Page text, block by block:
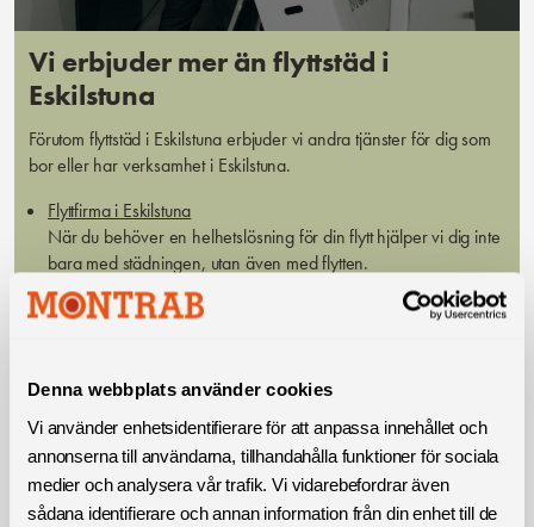
Denna webbplats använder cookies
Vi använder enhetsidentifierare för att anpassa innehållet och
annonserna till användarna, tillhandahålla funktioner för sociala
medier och analysera vår trafik. Vi vidarebefordrar även
sådana identifierare och annan information från din enhet till de
Vi erbjuder mer än flyttstäd i
Eskilstuna
Förutom flyttstäd i Eskilstuna erbjuder vi andra tjänster för dig som
bor eller har verksamhet i Eskilstuna.
Flyttfirma i Eskilstuna
När du behöver en helhetslösning för din flytt hjälper vi dig inte
bara med städningen, utan även med flytten.
Företagsflytt i Eskilstuna
Har ni vuxit ur era lokaler? Vi hjälper er med allt från transport
flyttupplevelse som möjligt.
Fönsterputs i Eskilstuna
Rena fönster gör så mycket för helhetsintrycket, både i hemmet
och på arbetsplatsen. På Montrab har vi möjlighet att rengöra
alla sorters fönster, oavsett utformning och placering.